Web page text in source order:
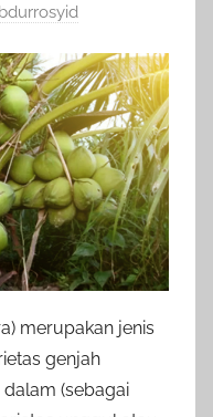
merupakan jenis
genjah
(sebagai